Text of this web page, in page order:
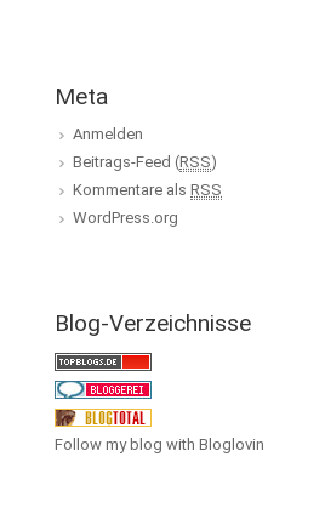
Meta
Anmelden
Beitrags-Feed (RSS)
Kommentare als RSS
WordPress.org
Blog-Verzeichnisse
Follow my blog with Bloglovin